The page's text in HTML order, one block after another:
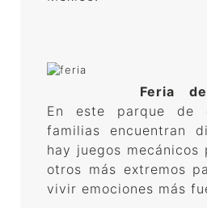
Feria
En este parque de
familias encuentran
hay juegos mecánicos
otros más extremos
vivir emociones más